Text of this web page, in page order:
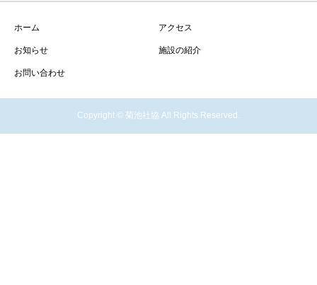
ホーム アクセス
お知らせ 施設の紹介
お問い合わせ
Copyright © 菊池社協 All Rights Reserved.